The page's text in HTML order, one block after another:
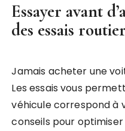
Essayer avant
des essais
Jamais acheter une
Les essais vous
véhicule correspond à
conseils pour